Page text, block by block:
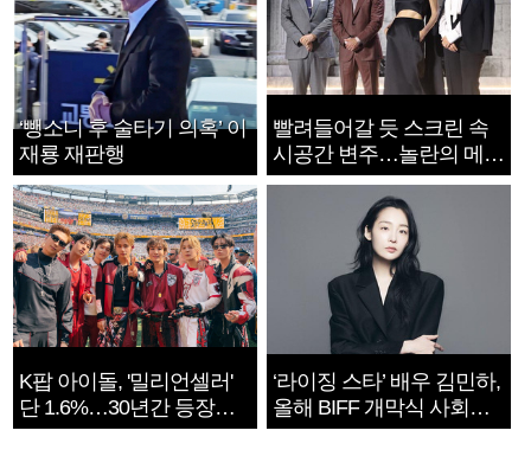
‘뺑소니 후 술타기 의혹’ 이
재룡 재판행
빨려들어갈 듯 스크린 속
시공간 변주…놀란의 메시
지는 ‘전쟁 속죄’
K팝 아이돌, '밀리언셀러'
단 1.6%…30년간 등장
1182개팀 전수조사
‘라이징 스타’ 배우 김민하,
올해 BIFF 개막식 사회자
확정